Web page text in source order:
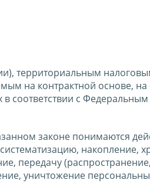
территориальным
на контрактной основе, на
соответствии с
законе понимаются
накопление,
передачу
уничтожение